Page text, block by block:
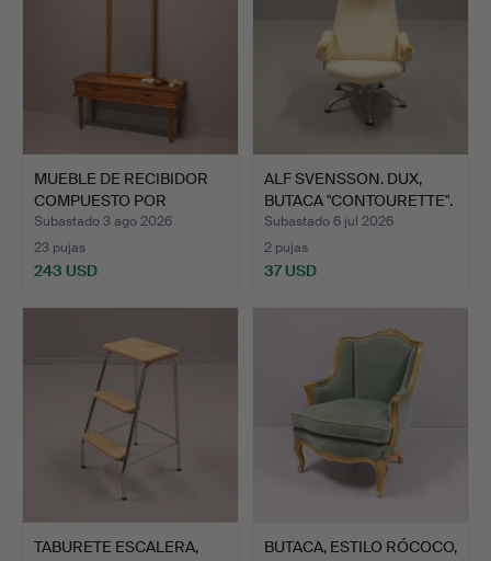
MUEBLE DE RECIBIDOR
COMPUESTO POR
ESPEJO D…
Subastado 3 ago 2026
23 pujas
243 USD
ALF SVENSSON. DUX,
BUTACA "CONTOURETTE".
Subastado 6 jul 2026
2 pujas
37 USD
TABURETE ESCALERA,
BUTACA, ESTILO RÓCOCO,